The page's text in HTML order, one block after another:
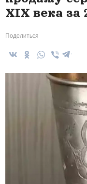
XIX века за
Поделиться